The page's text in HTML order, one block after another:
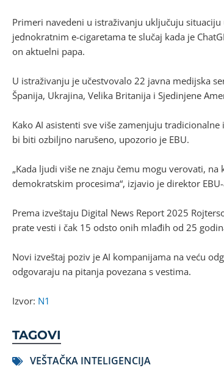
Primeri navedeni u istraživanju uključuju
jednokratnim e-cigaretama te slučaj kada je
on aktuelni papa.
U istraživanju je učestvovalo 22 javna medijska
Španija, Ukrajina, Velika Britanija i Sjedinjene
Kako AI asistenti sve više zamenjuju
bi biti ozbiljno narušeno, upozorio je EBU.
„Kada ljudi više ne znaju čemu mogu verovati,
demokratskim procesima“, izjavio je direktor
Prema izveštaju Digital News Report 2025
prate vesti i čak 15 odsto onih mlađih od 25
Novi izveštaj poziv je AI kompanijama na veću
odgovaraju na pitanja povezana s vestima.
Izvor: N1
TAGOVI
VEŠTAČKA INTELIGENCIJA